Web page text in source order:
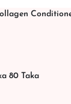
80 Taka